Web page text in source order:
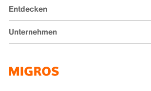
Lieferung & Lieferkosten
Lieferpass
Zahlungsmöglichkeiten
Cumulus
Entdecken
Migusto
iMpuls
Unternehmen
Nachhaltigkeit